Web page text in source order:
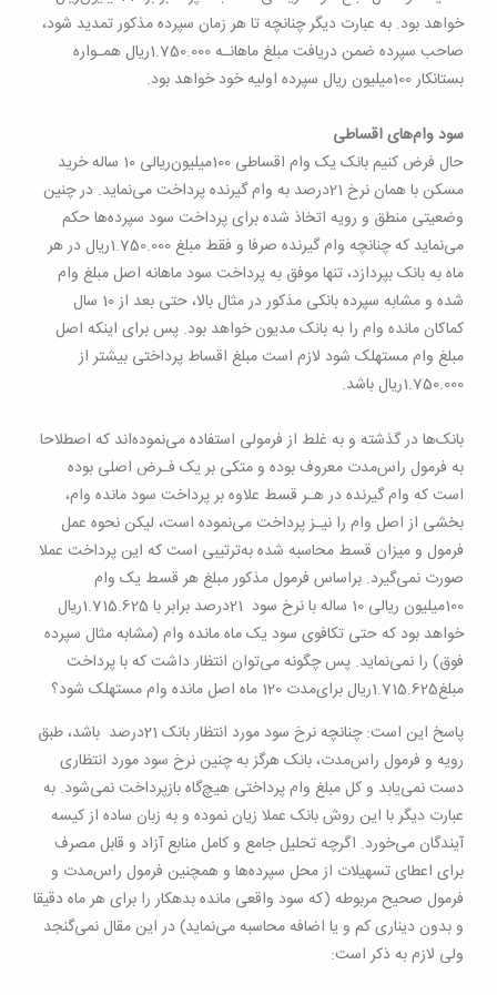
خواهد بود. به عبارت دیگر چنانچه تا هر زمان سپرده مذکور تمدید شود،
صاحب سپرده ضمن دریافت مبلغ ماهانـه 1.750.000‌ریال همـواره
بستانکار 100‌میلیون‌ ریال سپرده اولیه خود خواهد بود
.
سود وام‌های اقساطی
حال فرض کنیم بانک یک وام اقساطی 100‌میلیون‌ریالی 10 ساله خرید
مسکن با همان نرخ 21‌درصد به وام گیرنده پرداخت می‌نماید. در چنین
وضعیتی منطق و رویه اتخاذ شده برای پرداخت سود سپرده‌ها حکم
می‌نماید که چنانچه وام گیرنده صرفا و فقط مبلغ 1.750.000ریال در هر
ماه به بانک بپردازد، تنها موفق به پرداخت سود ماهانه اصل مبلغ وام
شده و مشابه سپرده بانکی مذکور در مثال بالا، حتی بعد از 10 سال
کماکان مانده وام را به بانک مدیون خواهد بود. پس برای اینکه اصل
مبلغ وام مستهلک شود لازم است مبلغ اقساط پرداختی بیشتر از
1.750.000ریال باشد.
بانک‌ها در گذشته و به غلط از فرمولی استفاده می‌نموده‌اند که اصطلاحا
به فرمول راس‌مدت معروف بوده و متکی بر یک فـرض اصلی بوده
است که وام گیرنده در هـر قسط علاوه بر پرداخت سود مانده وام،
بخشی از اصل وام را نیـز پرداخت می‌نموده است، لیکن نحوه عمل
فرمول و میزان قسط محاسبه شده به‌ترتیبی است که این پرداخت عملا
صورت نمی‌گیرد. براساس فرمول مذکور مبلغ هر قسط یک وام
100‌میلیون‌ ریالی 10 ساله با نرخ سود
درصد برابر با 1.715.625‌ریال
خواهد بود که حتی تکافوی سود یک ماه مانده وام (مشابه مثال سپرده
فوق) را نمی‌نماید. پس چگونه می‌توان انتظار داشت که با پرداخت
مبلغ1.715.625‌ریال برای‌مدت 120 ماه اصل مانده وام مستهلک شود؟
پاسخ این است: چنانچه نرخ سود مورد انتظار بانک 21‌درصد باشد، طبق
رویه و فرمول راس‌مدت، بانک هرگز به چنین نرخ سود مورد انتظاری
دست نمی‌یابد و کل مبلغ وام پرداختی هیچ‌گاه بازپرداخت نمی‌شود. به
عبارت دیگر با این روش بانک عملا زیان نموده و به زبان ساده از کیسه
آیندگان می‌خورد. اگرچه تحلیل جامع و کامل منابع آزاد و قابل مصرف
برای اعطای تسهیلات از محل سپرده‌ها و همچنین فرمول راس‌مدت و
فرمول صحیح مربوطه (که سود واقعی مانده بدهکار را برای هر ماه دقیقا
و بدون دیناری کم و یا اضافه محاسبه می‌نماید) در این مقال نمی‌گنجد
ولی لازم به ذکر است: